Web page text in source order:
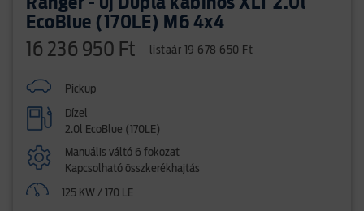
EcoBlue (170LE) M6 4x4
16 236 950 Ft listaár 19 678 650 Ft
Pickup
Dízel
2.0l EcoBlue (170LE)
Manuális váltó 6 fokozat
Kapcsolható összkerékhajtás
125 KW / 170 LE